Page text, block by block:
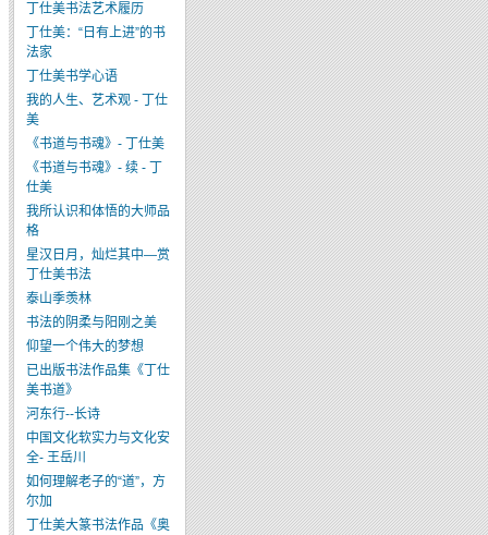
丁仕美书法艺术履历
丁仕美：“日有上进”的书
法家
丁仕美书学心语
我的人生、艺术观 - 丁仕
美
《书道与书魂》- 丁仕美
《书道与书魂》- 续 - 丁
仕美
我所认识和体悟的大师品
格
星汉日月，灿烂其中—赏
丁仕美书法
泰山季羡林
书法的阴柔与阳刚之美
仰望一个伟大的梦想
已出版书法作品集《丁仕
美书道》
河东行--长诗
中国文化软实力与文化安
全- 王岳川
如何理解老子的“道”，方
尔加
丁仕美大篆书法作品《奥